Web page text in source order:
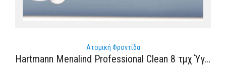
Ατομική Φροντίδα
Hartmann Menalind Professional Clean 8 τμχ Ύγρα Γάντια Λουτρού